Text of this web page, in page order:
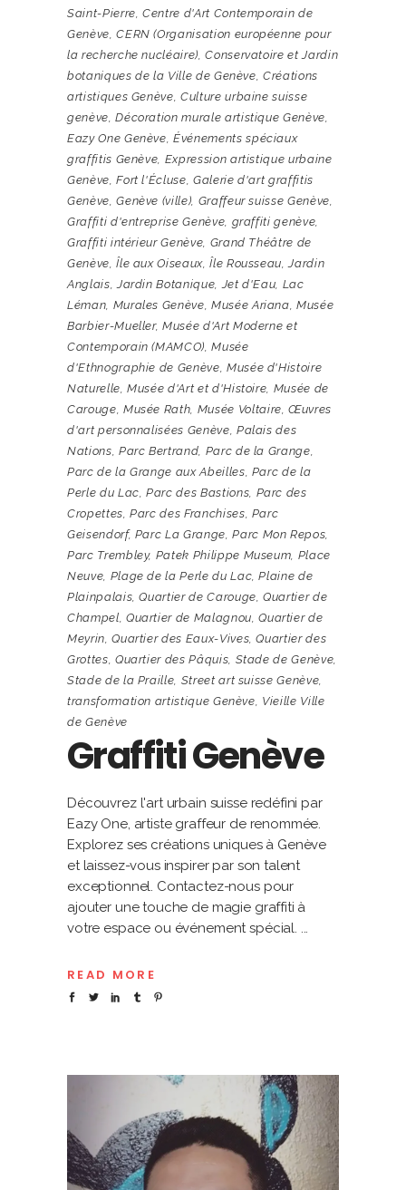
Saint-Pierre,Centre d'Art Contemporain de
Genève,CERN (Organisation européenne pour
la recherche nucléaire),Conservatoire et Jardin
botaniques de la Ville de Genève,Créations
artistiques Genève,Culture urbaine suisse
genève,Décoration murale artistique Genève,
Eazy One Genève,Événements spéciaux
graffitis Genève, Expression artistique urbaine
Genève,Fort l'Écluse, Galerie d'art graffitis
Genève,Genève (ville), Graffeur suisse Genève,
Graffiti d'entreprise Genève, graffiti genève,
Graffiti intérieur Genève, Grand Théâtre de
Genève,Île aux Oiseaux,Île Rousseau,Jardin
Anglais,Jardin Botanique,Jet d'Eau, Lac
Léman, Murales Genève, Musée Ariana,Musée
Barbier-Mueller,Musée d'Art Moderne et
Contemporain (MAMCO),Musée
d'Ethnographie de Genève, Musée d'Histoire
Naturelle,Musée d'Art et d'Histoire, Musée de
Carouge, Musée Rath, Musée Voltaire,Œuvres
d'art personnalisées Genève, Palais des
Nations, Parc Bertrand, Parc de la Grange,
Parc de la Grange aux Abeilles, Parc de la
Perle du Lac,Parc des Bastions, Parc des
Cropettes,Parc des Franchises, Parc
Geisendorf, Parc La Grange,Parc Mon Repos,
Parc Trembley, Patek Philippe Museum, Place
Neuve, Plage de la Perle du Lac,Plaine de
Plainpalais,Quartier de Carouge,Quartier de
Champel, Quartier de Malagnou,Quartier de
Meyrin,Quartier des Eaux-Vives,Quartier des
Grottes, Quartier des Pâquis, Stade de Genève,
Stade de la Praille, Street art suisse Genève,
transformation artistique Genève, Vieille Ville
de Genève
Graffiti Genève
Découvrez l'art urbain suisse redéfini par
Eazy One, artiste graffeur de renommée.
Explorez ses créations uniques à Genève
et laissez-vous inspirer par son talent
exceptionnel. Contactez-nous pour
ajouter une touche de magie graffiti à
votre espace ou événement spécial.
READ MORE